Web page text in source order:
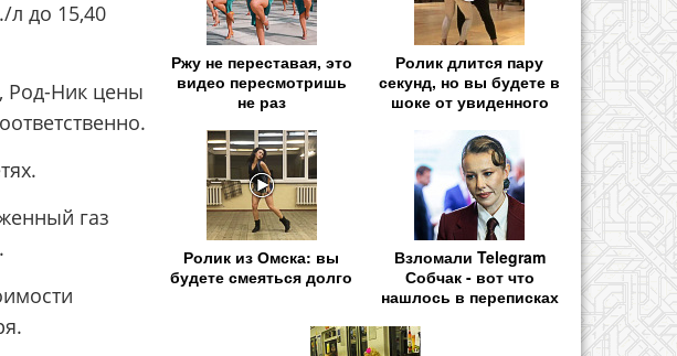
л до 15,40
Род-Ник цены
газ
Ржу не переставая, это
видео пересмотришь
не раз
Ролик длится пару
секунд, но вы будете в
шоке от увиденного
Ролик из Омска: вы
будете смеяться долго
Взломали Telegram
Собчак - вот что
нашлось в переписках